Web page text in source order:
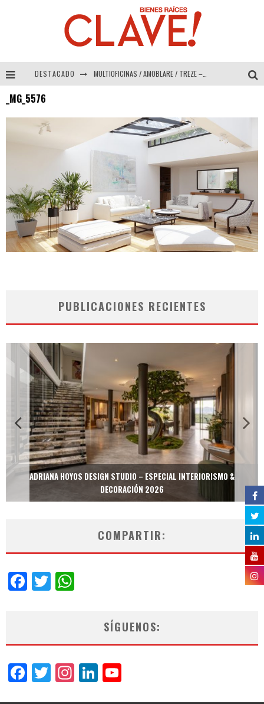
DESTACADO MULTIOFICINAS / AMOBLARE / TREZE – Especial Interiorismo & Decoración 2026
COLINEAL – Especial Interiorismo & Decoración 2026
_MG_5576
PUBLICACIONES RECIENTES
ADRIANA HOYOS DESIGN STUDIO – ESPECIAL INTERIORISMO &
DECORACIÓN 2026
COMPARTIR:
Facebook
Twitter
SÍGUENOS:
Facebook
Twitter
Instagram
LinkedIn